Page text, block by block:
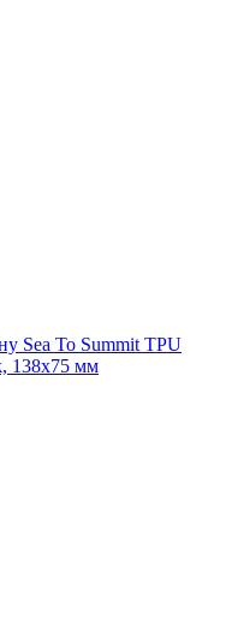
Sea To Summit TPU
138x75 мм